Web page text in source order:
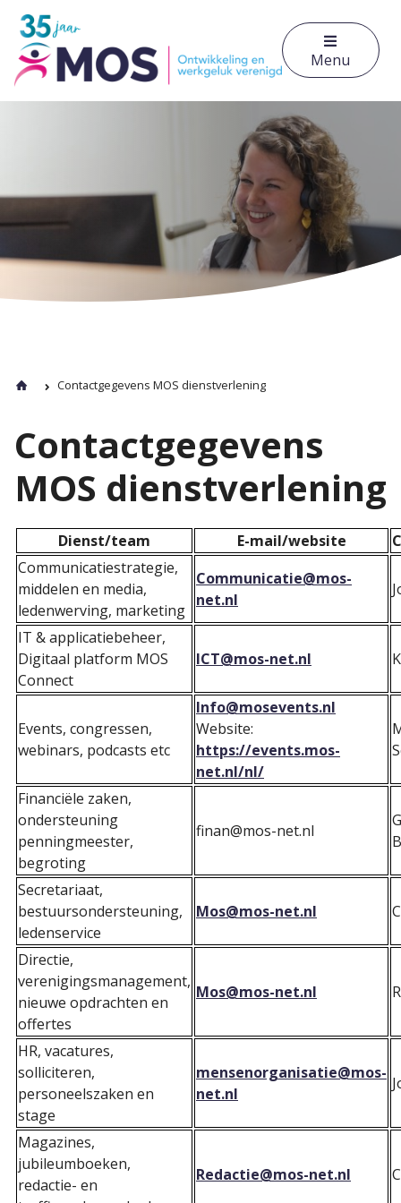
Menu
Contactgegevens MOS dienstverlening
Contactgegevens
MOS dienstverlening
Dienst/team E-mail/website
Communicatiestrategie,
middelen en media,
ledenwerving, marketing
Communicatie@mos-
net.nl
IT & applicatiebeheer,
Digitaal platform MOS
Connect
ICT@mos-net.nl
Events, congressen,
webinars, podcasts etc
Info@mosevents.nl
Website:
https://events.mos-
net.nl/nl/
Financiële zaken,
ondersteuning
penningmeester,
begroting
finan@mos-net.nl
Secretariaat,
bestuursondersteuning,
ledenservice
Mos@mos-net.nl
Directie,
verenigingsmanagement,
nieuwe opdrachten en
offertes
Mos@mos-net.nl
HR, vacatures,
solliciteren,
personeelszaken en
stage
mensenorganisatie@mos-
net.nl
Magazines,
jubileumboeken,
redactie- en
Redactie@mos-net.nl